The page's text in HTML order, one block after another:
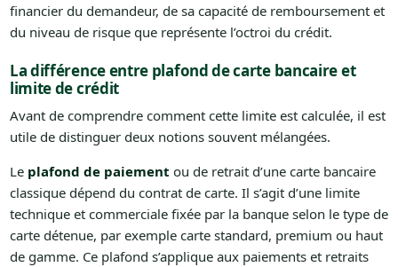
financier du demandeur, de sa capacité de remboursement et
du niveau de risque que représente l’octroi du crédit.
La différence entre plafond de carte bancaire et
limite de crédit
Avant de comprendre comment cette limite est calculée, il est
utile de distinguer deux notions souvent mélangées.
Le plafond de paiement ou de retrait d’une carte bancaire
classique dépend du contrat de carte. Il s’agit d’une limite
technique et commerciale fixée par la banque selon le type de
carte détenue, par exemple carte standard, premium ou haut
de gamme. Ce plafond s’applique aux paiements et retraits